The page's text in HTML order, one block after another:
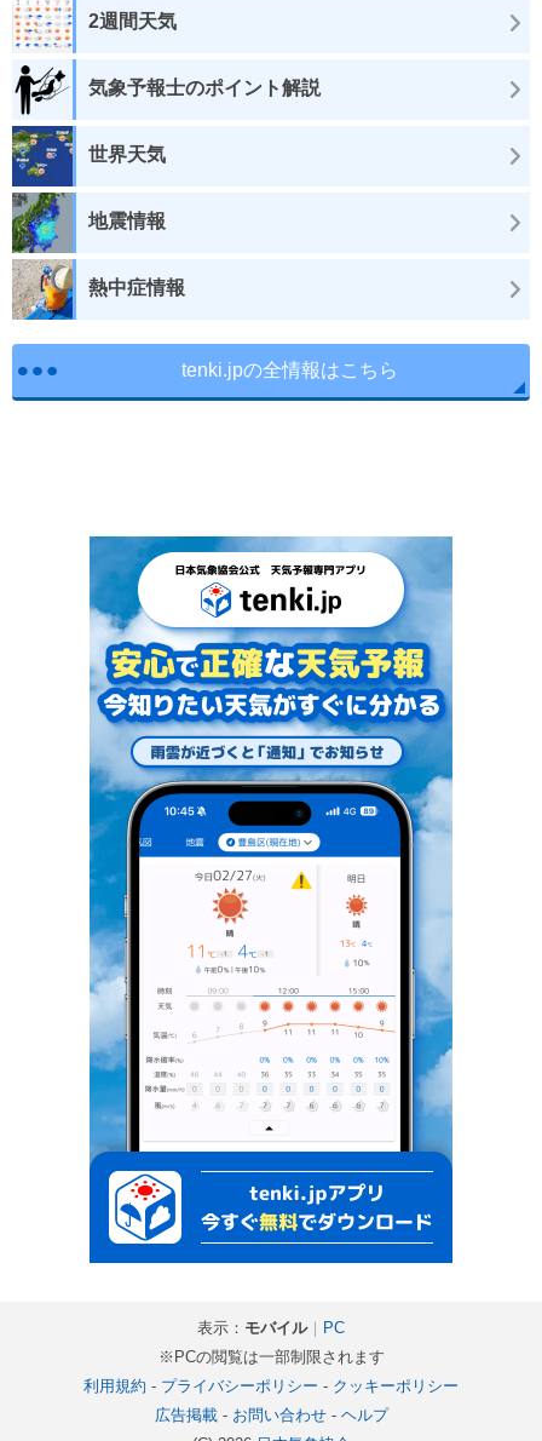
2週間天気
気象予報士のポイント解説
世界天気
地震情報
熱中症情報
tenki.jpの全情報はこちら
表示： モバイル｜ PC
※PCの閲覧は一部制限されます
利用規約 - プライバシーポリシー - クッキーポリシー
広告掲載- お問い合わせ- ヘルプ